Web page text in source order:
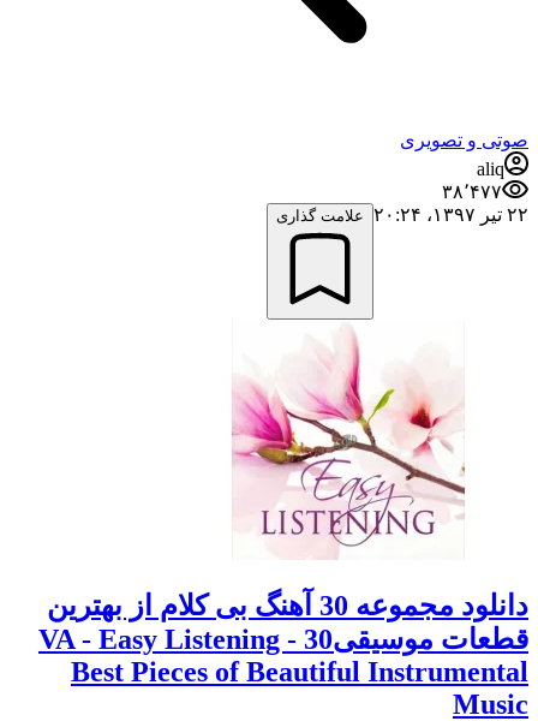
صوتی و تصویری
aliq
۳۸٬۴۷۷
۲۲ تیر ۱۳۹۷،‏ ۲۰:۲۴
علامت گذاری
دانلود مجموعه 30 آهنگ بی کلام از بهترین
قطعات موسیقیVA - Easy Listening - 30
Best Pieces of Beautiful Instrumental
Music